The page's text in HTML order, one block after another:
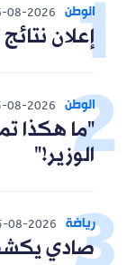
الوطن 08-2026
إعلان
الوطن 08-2026
"ما هكذا
الوزير!"
رياضة 08-2026
صادي